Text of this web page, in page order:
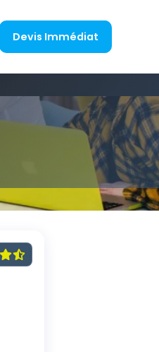
Devis Immédiat